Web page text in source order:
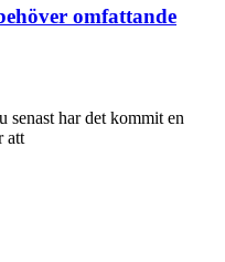
omfattande
senast har det kommit en
att